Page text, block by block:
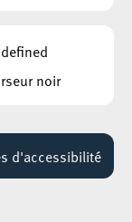
noir
d'accessibilité